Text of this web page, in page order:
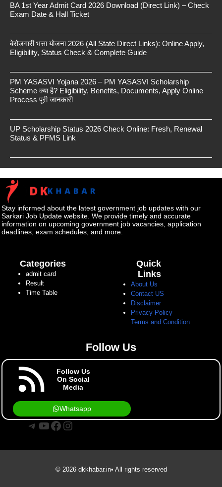
BA 1st Year Admit Card 2026 Download (Direct Link) – Check
Exam Date & Hall Ticket
बेरोजगारी भत्ता योजना 2026 (All State Direct Links): Online Apply,
Eligibility, Status Check & Complete Guide
PM YASASVI Yojana 2026 – PM YASASVI Scholarship
Scheme क्या है? Eligibility, Benefits, Documents, Apply Online
Process पूरी जानकारी
UP Scholarship Status 2026 Check Online: Fresh, Renewal
Status & PFMS Link
Stay informed about the latest government job updates with our
Sarkari Job Update website. We provide timely and accurate
information on upcoming government job vacancies, application
deadlines, exam schedules, and more.
Categories
admit card
Result
Time Table
Quick
Links
About Us
Contact US
Disclaimer
Privacy Policy
Terms and Condition
Follow Us
Follow Us
On Social
Media
Whatsapp
Telegram
YouTube
Facebook
Instagram
© 2026 dkkhabar.in• All rights reserved